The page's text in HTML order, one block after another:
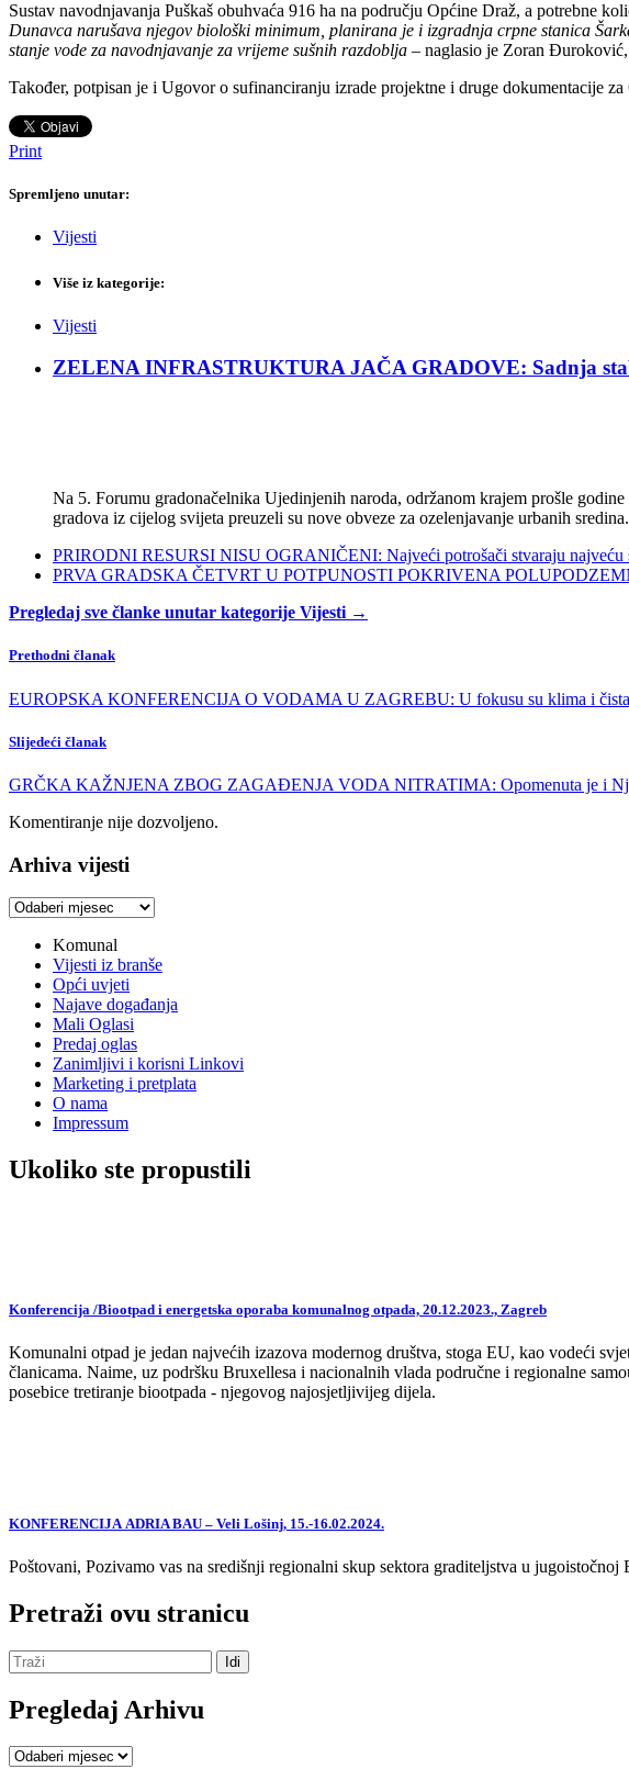
Sustav navodnjavanja Puškaš obuhvaća 916 ha na području Općine Draž, a potrebne
Dunavca narušava njegov biološki minimum, planirana je i izgradnja crpne stanica
stanje vode za navodnjavanje za vrijeme sušnih razdoblja – naglasio je Zoran
Također, potpisan je i Ugovor o sufinanciranju izrade projektne i druge dokumentacije
Print
Spremljeno unutar:
Vijesti
Više iz kategorije:
Vijesti
ZELENA INFRASTRUKTURA JAČA GRADOVE: Sadnja
Na 5. Forumu gradonačelnika Ujedinjenih naroda, održanom krajem prošle
gradova iz cijelog svijeta preuzeli su nove obveze za ozelenjavanje urbanih sredina.
PRIRODNI RESURSI NISU OGRANIČENI: Najveći potrošači stvaraju najveću
PRVA GRADSKA ČETVRT U POTPUNOSTI POKRIVENA
Pregledaj sve članke unutar kategorije Vijesti →
Prethodni članak
EUROPSKA KONFERENCIJA O VODAMA U ZAGREBU: U fokusu su klima i
Slijedeći članak
GRČKA KAŽNJENA ZBOG ZAGAĐENJA VODA NITRATIMA: Opomenuta je i
Komentiranje nije dozvoljeno.
Arhiva vijesti
Arhiva
Komunal
Vijesti iz branše
Opći uvjeti
Najave događanja
Mali Oglasi
Predaj oglas
Zanimljivi i korisni Linkovi
Marketing i pretplata
O nama
Impressum
Ukoliko ste propustili
Konferencija /Biootpad i energetska oporaba komunalnog otpada, 20.12.2023., Zagreb
Komunalni otpad je jedan najvećih izazova modernog društva, stoga EU, kao vodeći
članicama. Naime, uz podršku Bruxellesa i nacionalnih vlada područne i regionalne
posebice tretiranje biootpada - njegovog najosjetljivijeg dijela.
KONFERENCIJA ADRIA BAU – Veli Lošinj, 15.-16.02.2024.
Poštovani, Pozivamo vas na središnji regionalni skup sektora graditeljstva u
Pretraži ovu stranicu
Pregledaj Arhivu
Pregledaj